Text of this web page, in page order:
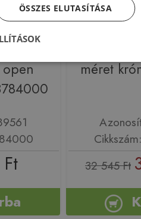
XL-es
Grohe
méret
32 545 Ft
ÖSSZES ELUTASÍTÁSA